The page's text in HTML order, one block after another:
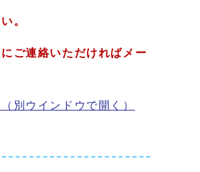
。
ご連絡いただければメー
（別ウインドウで開く）